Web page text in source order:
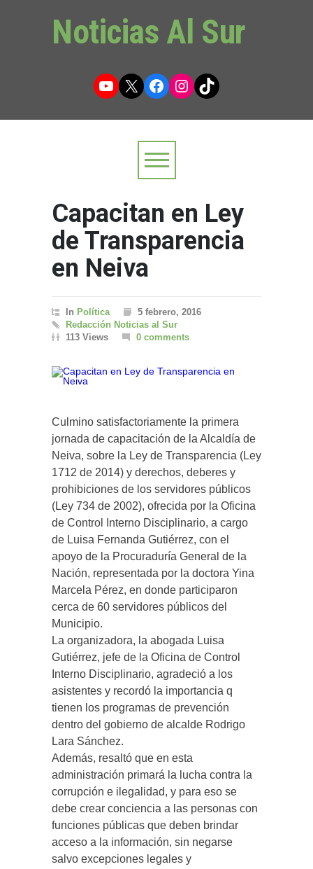
Noticias Al Sur
YouTube
X Facebook
Instagram
TikTok
Capacitan en Ley
de Transparencia
en Neiva
In Política
5 febrero, 2016
Redacción Noticias al Sur
113 Views
0 comments
Culmino satisfactoriamente la primera
jornada de capacitación de la Alcaldía de
Neiva, sobre la Ley de Transparencia (Ley
1712 de 2014) y derechos, deberes y
prohibiciones de los servidores públicos
(Ley 734 de 2002), ofrecida por la Oficina
de Control Interno Disciplinario, a cargo
de Luisa Fernanda Gutiérrez, con el
apoyo de la Procuraduría General de la
Nación, representada por la doctora Yina
Marcela Pérez, en donde participaron
cerca de 60 servidores públicos del
Municipio.
La organizadora, la abogada Luisa
Gutiérrez, jefe de la Oficina de Control
Interno Disciplinario, agradeció a los
asistentes y recordó la importancia q
tienen los programas de prevención
dentro del gobierno de alcalde Rodrigo
Lara Sánchez.
Además, resaltó que en esta
administración primará la lucha contra la
corrupción e ilegalidad, y para eso se
debe crear conciencia a las personas con
funciones públicas que deben brindar
acceso a la información, sin negarse
salvo excepciones legales y